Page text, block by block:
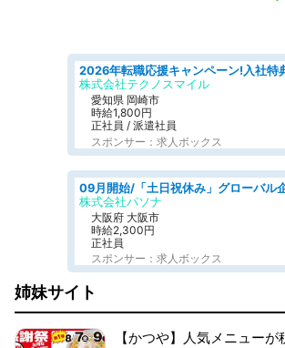
株式会社テクノスマイル
愛知県 岡崎市
時給1,800円
正社員 / 派遣社員
スポンサー：求人ボックス
株式会社パソナ
大阪府 大阪市
時給2,300円
正社員
スポンサー：求人ボックス
姉妹サイト
【かつや】人気メニュー